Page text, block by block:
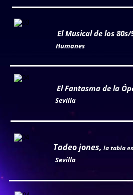
Ullamco adipisicing
pariatur. In aliqua in aliquip
fugiat voluptate aliqua
dolore lorem proident in.
tempor
Disfruta de las mejores
El Musical de los 80s/
Humanes
El Fantasma de la
Sevilla
Sevilla
Tadeo jones, la tabla